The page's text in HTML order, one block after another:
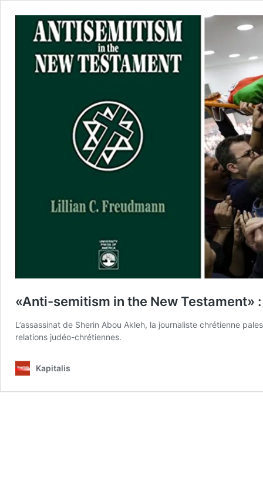
«Anti-semitism in the New Testament»
L’assassinat de Sherin Abou Akleh, la journaliste chrétienne
relations judéo-chrétiennes.
Kapitalis